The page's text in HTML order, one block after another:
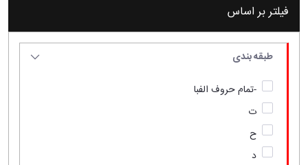
فیلتر بر اساس
طبقه بندی
-تمام حروف الفبا
ت
ح
د